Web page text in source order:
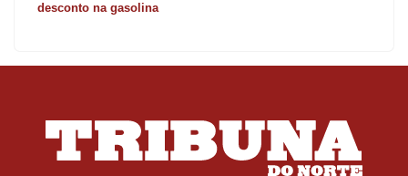
desconto na gasolina